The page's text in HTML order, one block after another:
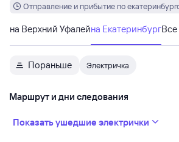
Отправление и прибытие по
на Верхний Уфалейна ЕкатеринбургВсе
Пораньше Электричка
Маршрут и дни следования
Показать ушедшие электрички